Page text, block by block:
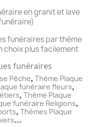
en granit et lave
funéraires par thème
choix plus facilement
funéraires
Pêche, Thème Plaque
funéraire fleurs,
, Thème Plaque
funéraire Religions,
, Thèmes Plaque
...